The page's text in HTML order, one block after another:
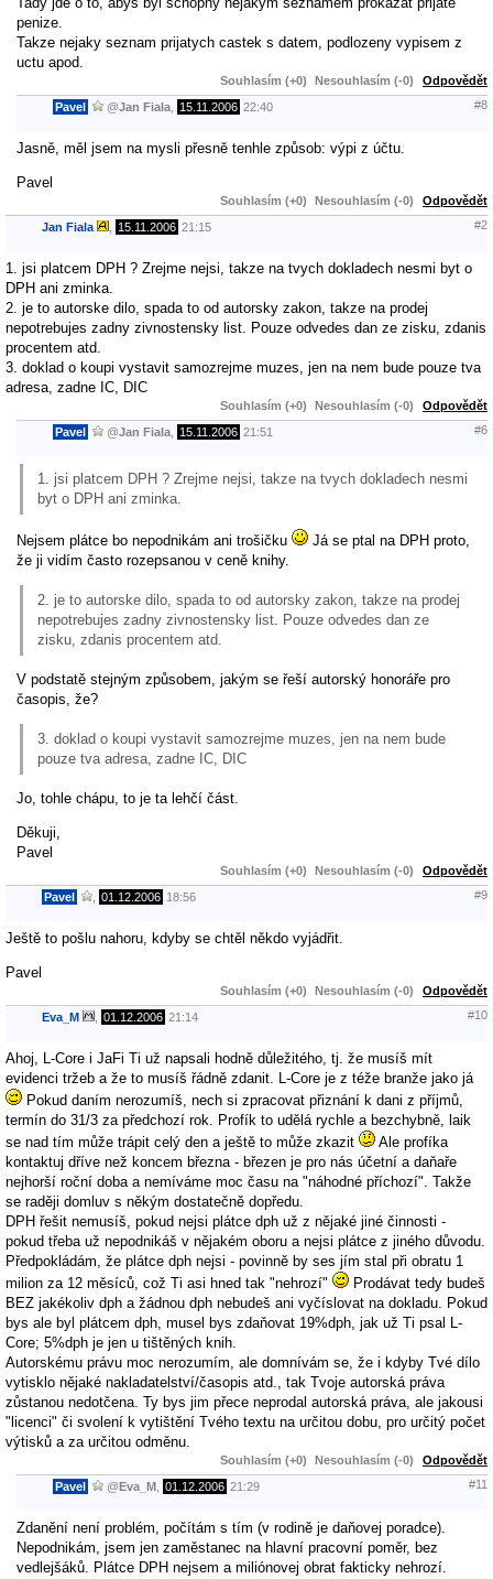
penize.
Takze nejaky seznam prijatych castek s datem, podlozeny vypisem z
uctu apod.
Souhlasím (+0) Nesouhlasím (-0) Odpovědět
Pavel @Jan Fiala 15.11.2006 22:40 #8
Jasně, měl jsem na mysli přesně tenhle způsob: výpi z účtu.
Pavel
Souhlasím (+0) Nesouhlasím (-0) Odpovědět
Jan Fiala 15.11.2006 21:15 #2
1. jsi platcem DPH ? Zrejme nejsi, takze na tvych dokladech nesmi byt o
DPH ani zminka.
2. je to autorske dilo, spada to od autorsky zakon, takze na prodej
nepotrebujes zadny zivnostensky list. Pouze odvedes dan ze zisku, zdanis
procentem atd.
3. doklad o koupi vystavit samozrejme muzes, jen na nem bude pouze tva
adresa, zadne IC, DIC
Souhlasím (+0) Nesouhlasím (-0) Odpovědět
Pavel @Jan Fiala 15.11.2006 21:51 #6
1. jsi platcem DPH ? Zrejme nejsi, takze na tvych dokladech nesmi
byt o DPH ani zminka.
Nejsem plátce bo nepodnikám ani trošičku
Já se ptal na DPH proto,
že ji vidím často rozepsanou v ceně knihy.
2. je to autorske dilo, spada to od autorsky zakon, takze na prodej
nepotrebujes zadny zivnostensky list. Pouze odvedes dan ze
zisku, zdanis procentem atd.
V podstatě stejným způsobem, jakým se řeší autorský honoráře pro
časopis, že?
3. doklad o koupi vystavit samozrejme muzes, jen na nem bude
pouze tva adresa, zadne IC, DIC
Jo, tohle chápu, to je ta lehčí část.
Děkuji,
Pavel
Souhlasím (+0) Nesouhlasím (-0) Odpovědět
Pavel 01.12.2006 18:56 #9
Ještě to pošlu nahoru, kdyby se chtěl někdo vyjádřit.
Pavel
Souhlasím (+0) Nesouhlasím (-0) Odpovědět
Eva_M 01.12.2006 21:14 #10
Ahoj, L-Core i JaFi Ti už napsali hodně důležitého, tj. že musíš mít
evidenci tržeb a že to musíš řádně zdanit. L-Core je z téže branže jako já
Pokud daním nerozumíš, nech si zpracovat přiznání k dani z příjmů,
termín do 31/3 za předchozí rok. Profík to udělá rychle a bezchybně, laik
se nad tím může trápit celý den a ještě to může zkazit
Ale profíka
kontaktuj dříve než koncem března - březen je pro nás účetní a daňaře
nejhorší roční doba a nemíváme moc času na "náhodné příchozí". Takže
se raději domluv s někým dostatečně dopředu.
DPH řešit nemusíš, pokud nejsi plátce dph už z nějaké jiné činnosti -
pokud třeba už nepodnikáš v nějakém oboru a nejsi plátce z jiného důvodu.
Předpokládám, že plátce dph nejsi - povinně by ses jím stal při obratu 1
milion za 12 měsíců, což Ti asi hned tak "nehrozí"
Prodávat tedy budeš
BEZ jakékoliv dph a žádnou dph nebudeš ani vyčíslovat na dokladu. Pokud
bys ale byl plátcem dph, musel bys zdaňovat 19%dph, jak už Ti psal L-
Core; 5%dph je jen u tištěných knih.
Autorskému právu moc nerozumím, ale domnívám se, že i kdyby Tvé dílo
vytisklo nějaké nakladatelství/časopis atd., tak Tvoje autorská práva
zůstanou nedotčena. Ty bys jim přece neprodal autorská práva, ale jakousi
"licenci" či svolení k vytištění Tvého textu na určitou dobu, pro určitý počet
výtisků a za určitou odměnu.
Souhlasím (+0) Nesouhlasím (-0) Odpovědět
Pavel @Eva_M 01.12.2006 21:29 #11
Zdanění není problém, počítám s tím (v rodině je daňovej poradce).
Nepodnikám, jsem jen zaměstanec na hlavní pracovní poměr, bez
vedlejšáků. Plátce DPH nejsem a miliónovej obrat fakticky nehrozí.